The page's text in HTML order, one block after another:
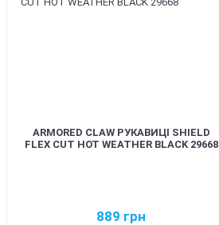
ARMORED CLAW РУКАВИЦІ SHIELD
FLEX CUT HOT WEATHER BLACK 29668
889 грн